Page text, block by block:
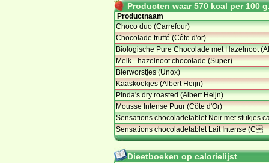
Producten waar 570 kcal per 100
Productnaam
Choco duo (Carrefour)
Chocolade truffé (Côte d'or)
Biologische Pure Chocolade met Hazelnoot
Melk - hazelnoot chocolade (Super)
Bierworstjes (Unox)
Kaaskoekjes (Albert Heijn)
Pinda's dry roasted (Albert Heijn)
Mousse Intense Puur (Côte d'Or)
Sensations chocoladetablet Noir met stukjes
Sensations chocoladetablet Lait Intense (C
Dieetboeken op calorielijst